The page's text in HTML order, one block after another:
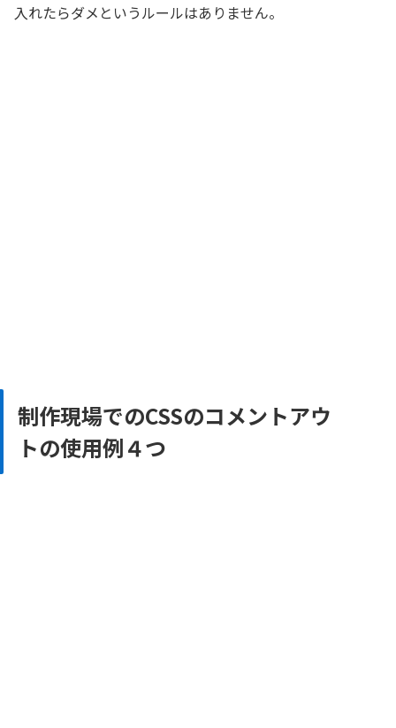
入れたらダメというルールはありません。
制作現場でのCSSのコメントアウ
トの使用例４つ